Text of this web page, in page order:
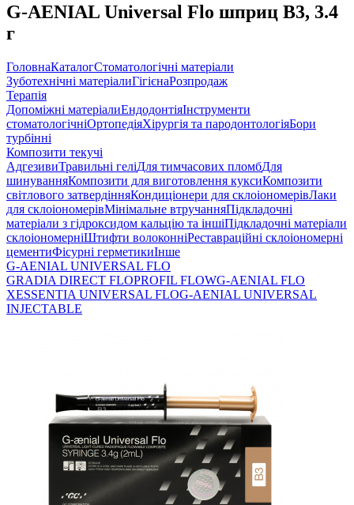
G-AENIAL Universal Flo шприц B3, 3.4
г
ГоловнаКаталогСтоматологічні матеріали
Зуботехнічні матеріалиГігієнаРозпродаж
Терапія
Допоміжні матеріалиЕндодонтіяІнструменти
стоматологічніОртопедіяХірургія та пародонтологіяБори
турбінні
Композити текучі
АдгезивиТравильні геліДля тимчасових пломбДля
шинуванняКомпозити для виготовлення куксиКомпозити
світлового затвердінняКондиціонери для склоіономерівЛаки
для склоіономерівМінімальне втручанняПідкладочні
матеріали з гідроксидом кальцію та іншіПідкладочні матеріали
склоіономерніШтифти волоконніРеставраційні склоіономерні
цементиФісурні герметикиІнше
G-AENIAL UNIVERSAL FLO
GRADIA DIRECT FLOPROFIL FLOWG-AENIAL FLO
XESSENTIA UNIVERSAL FLOG-AENIAL UNIVERSAL
INJECTABLE